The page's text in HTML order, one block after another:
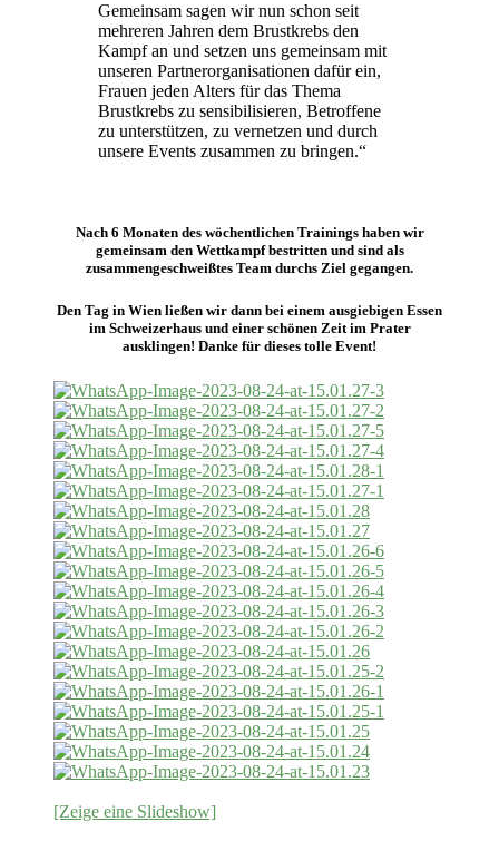
Gemeinsam sagen wir nun schon seit
mehreren Jahren dem Brustkrebs den
Kampf an und setzen uns gemeinsam mit
unseren Partnerorganisationen dafür ein,
Frauen jeden Alters für das Thema
Brustkrebs zu sensibilisieren, Betroffene
zu unterstützen, zu vernetzen und durch
unsere Events zusammen zu bringen.“
Nach 6 Monaten des wöchentlichen Trainings haben wir
gemeinsam den Wettkampf bestritten und sind als
zusammengeschweißtes Team durchs Ziel gegangen.
Den Tag in Wien ließen wir dann bei einem ausgiebigen Essen
im Schweizerhaus und einer schönen Zeit im Prater
ausklingen! Danke für dieses tolle Event!
[Zeige eine Slideshow]